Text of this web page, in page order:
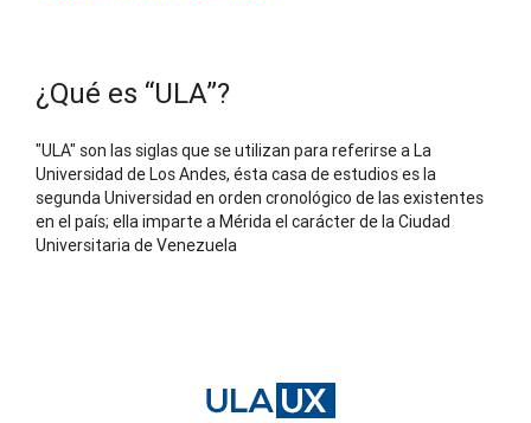
¿Qué es “ULA”?
"ULA" son las siglas que se utilizan para referirse a La
Universidad de Los Andes, ésta casa de estudios es la
segunda Universidad en orden cronológico de las existentes
en el país; ella imparte a Mérida el carácter de la Ciudad
Universitaria de Venezuela